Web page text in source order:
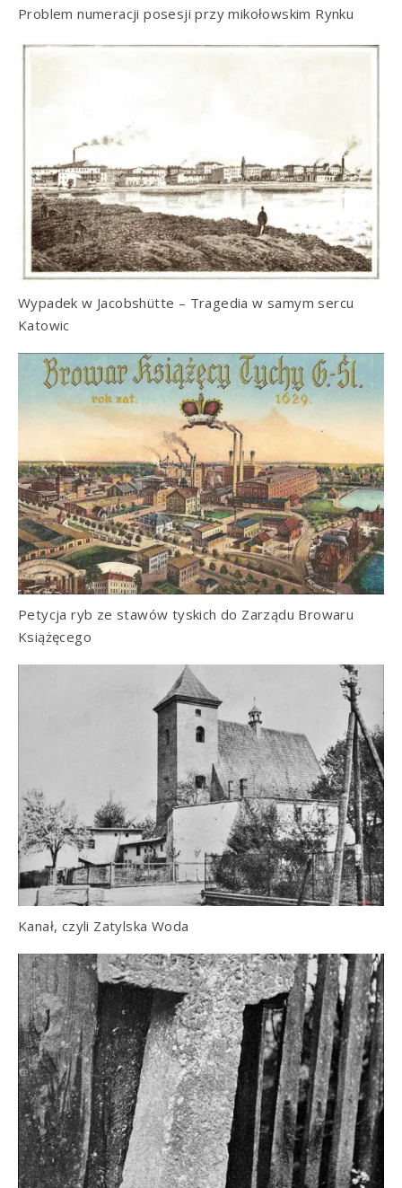
Problem numeracji posesji przy mikołowskim Rynku
Wypadek w Jacobshütte – Tragedia w samym sercu
Katowic
Petycja ryb ze stawów tyskich do Zarządu Browaru
Książęcego
Kanał, czyli Zatylska Woda